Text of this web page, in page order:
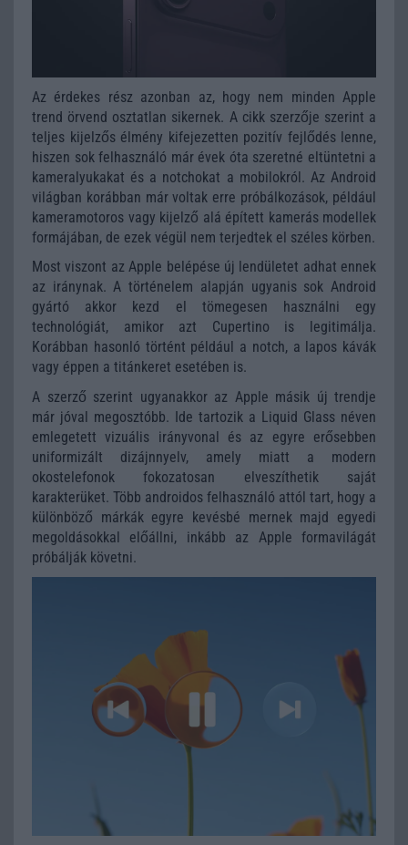
Az érdekes rész azonban az, hogy nem minden Apple
trend örvend osztatlan sikernek. A cikk szerzője szerint a
teljes kijelzős élmény kifejezetten pozitív fejlődés lenne,
hiszen sok felhasználó már évek óta szeretné eltüntetni a
kameralyukakat és a notchokat a mobilokról. Az Android
világban korábban már voltak erre próbálkozások, például
kameramotoros vagy kijelző alá épített kamerás modellek
formájában, de ezek végül nem terjedtek el széles körben.
Most viszont az Apple belépése új lendületet adhat ennek
az iránynak. A történelem alapján ugyanis sok Android
gyártó akkor kezd el tömegesen használni egy
technológiát, amikor azt Cupertino is legitimálja.
Korábban hasonló történt például a notch, a lapos kávák
vagy éppen a titánkeret esetében is.
A szerző szerint ugyanakkor az Apple másik új trendje
már jóval megosztóbb. Ide tartozik a Liquid Glass néven
emlegetett vizuális irányvonal és az egyre erősebben
uniformizált dizájnnyelv, amely miatt a modern
okostelefonok fokozatosan elveszíthetik saját
karakterüket. Több androidos felhasználó attól tart, hogy a
különböző márkák egyre kevésbé mernek majd egyedi
megoldásokkal előállni, inkább az Apple formavilágát
próbálják követni.